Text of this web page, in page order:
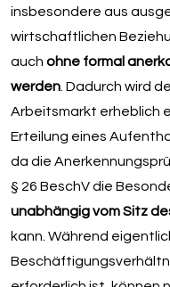
insbesondere aus
wirtschaftlichen
auch ohne formal
werden. Dadurch wird
Arbeitsmarkt erheblich
Erteilung eines
da die
§ 26 BeschV die
unabhängig vom Sitz
kann. Während